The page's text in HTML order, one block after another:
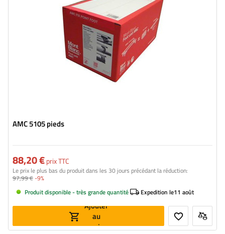
AMC 5105 pieds
88,20 €prix TTC
Le prix le plus bas du produit dans les 30 jours précédant la réduction:
97,99 €-9%
Produit disponible - très grande quantité
Expedition le11 août
Ajouter
au
panier